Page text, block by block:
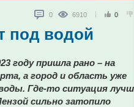
0 6910 0
под водой
году пришла рано – на
а город и область уже
Где-то ситуация
сильно затопило